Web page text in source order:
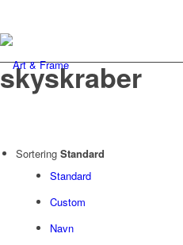
skyskraber
Sortering Standard
Standard
Custom
Navn